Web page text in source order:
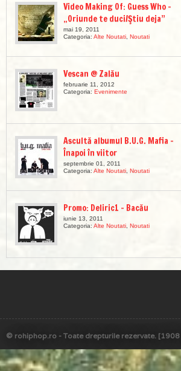
Video Making Of: Guess Who –
„Oriunde te duci/Ştiu deja”
mai 19, 2011
Categoria: Alte Noutati Noutati
Vescan @ Zalău
februarie 11, 2012
Categoria: Evenimente
Ascultă albumul B.U.G. Mafia –
Înapoi în viitor
septembrie 01, 2011
Categoria: Alte Noutati Noutati
Promo: Deliric1 – Bacău
iunie 13, 2011
Categoria: Alte Noutati Noutati
© rohiphop.ro - Toate drepturile rezervate.